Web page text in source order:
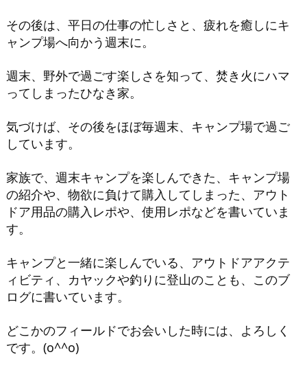
その後は、平日の仕事の忙しさと、疲れを癒しにキ
ャンプ場へ向かう週末に。
週末、野外で過ごす楽しさを知って、焚き火にハマ
ってしまったひなき家。
気づけば、その後をほぼ毎週末、キャンプ場で過ご
しています。
家族で、週末キャンプを楽しんできた、キャンプ場
の紹介や、物欲に負けて購入してしまった、アウト
ドア用品の購入レポや、使用レポなどを書いていま
す。
キャンプと一緒に楽しんでいる、アウトドアアクテ
ィビティ、カヤックや釣りに登山のことも、このブ
ログに書いています。
どこかのフィールドでお会いした時には、よろしく
です。(o^^o)